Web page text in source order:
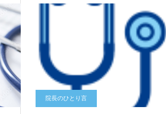
院長のひとり言